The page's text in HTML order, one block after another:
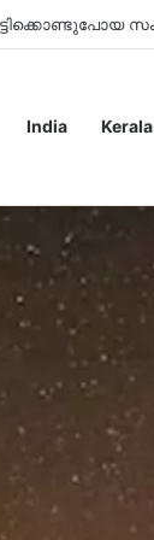
India Kerala